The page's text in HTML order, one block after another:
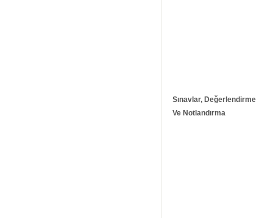
Sınavlar, Değerlendirme
Ve Notlandırma